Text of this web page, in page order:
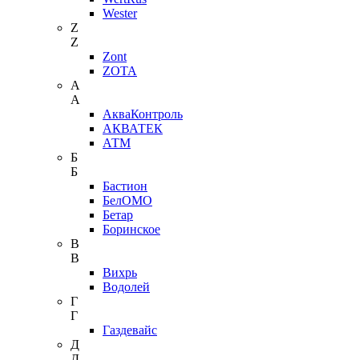
Wester
Z
Z
Zont
ZOTA
А
А
АкваКонтроль
АКВАТЕК
АТМ
Б
Б
Бастион
БелОМО
Бетар
Боринское
В
В
Вихрь
Водолей
Г
Г
Газдевайс
Д